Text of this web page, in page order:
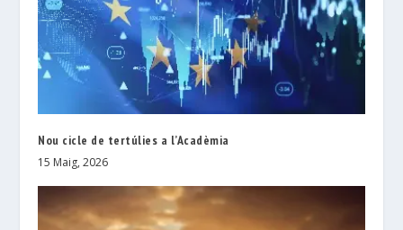
Nou cicle de tertúlies a l’Acadèmia
15 Maig, 2026